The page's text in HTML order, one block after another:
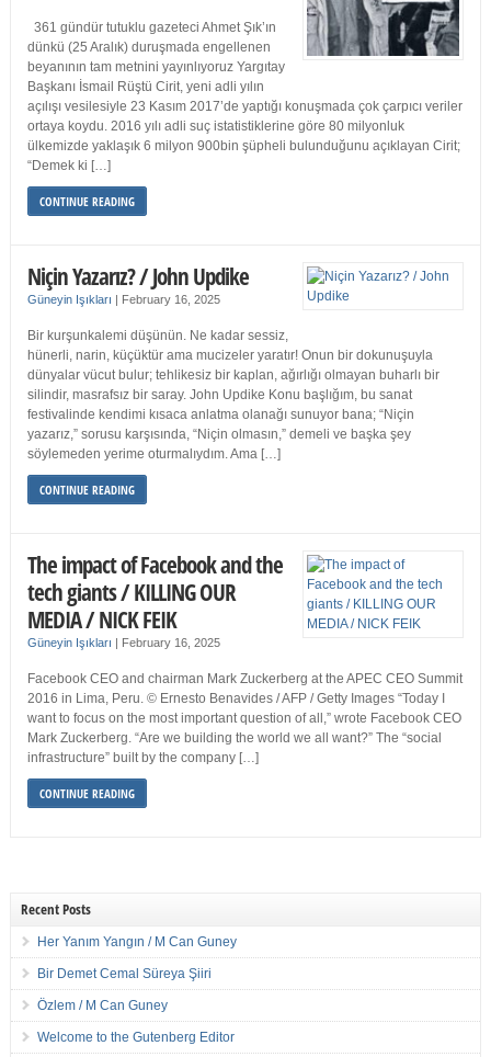
361 gündür tutuklu gazeteci Ahmet Şık’ın
dünkü (25 Aralık) duruşmada engellenen
beyanının tam metnini yayınlıyoruz Yargıtay
Başkanı İsmail Rüştü Cirit, yeni adli yılın
açılışı vesilesiyle 23 Kasım 2017’de yaptığı konuşmada çok çarpıcı veriler
ortaya koydu. 2016 yılı adli suç istatistiklerine göre 80 milyonluk
ülkemizde yaklaşık 6 milyon 900bin şüpheli bulunduğunu açıklayan Cirit;
“Demek ki […]
CONTINUE READING
Niçin Yazarız? / John Updike
Güneyin Işıkları | February 16, 2025
Bir kurşunkalemi düşünün. Ne kadar sessiz,
hünerli, narin, küçüktür ama mucizeler yaratır! Onun bir dokunuşuyla
dünyalar vücut bulur; tehlikesiz bir kaplan, ağırlığı olmayan buharlı bir
silindir, masrafsız bir saray. John Updike Konu başlığım, bu sanat
festivalinde kendimi kısaca anlatma olanağı sunuyor bana; “Niçin
yazarız,” sorusu karşısında, “Niçin olmasın,” demeli ve başka şey
söylemeden yerime oturmalıydım. Ama […]
CONTINUE READING
The impact of Facebook and the
tech giants / KILLING OUR
MEDIA / NICK FEIK
Güneyin Işıkları | February 16, 2025
Facebook CEO and chairman Mark Zuckerberg at the APEC CEO Summit
2016 in Lima, Peru. © Ernesto Benavides / AFP / Getty Images “Today I
want to focus on the most important question of all,” wrote Facebook CEO
Mark Zuckerberg. “Are we building the world we all want?” The “social
infrastructure” built by the company […]
CONTINUE READING
Recent Posts
Her Yanım Yangın / M Can Guney
Bir Demet Cemal Süreya Şiiri
Özlem / M Can Guney
Welcome to the Gutenberg Editor